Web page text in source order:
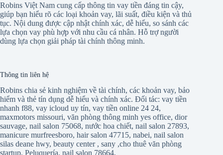
Robins Việt Nam cung cấp thông tin vay tiền đáng tin cậy,
giúp bạn hiểu rõ các loại khoản vay, lãi suất, điều kiện và thủ
tục. Nội dung được cập nhật chính xác, dễ hiểu, so sánh các
lựa chọn vay phù hợp với nhu cầu cá nhân. Hỗ trợ người
dùng lựa chọn giải pháp tài chính thông minh.
Thông tin liên hệ
Robins chia sẻ kinh nghiệm về tài chính, các khoản vay, bảo
hiểm và thẻ tín dụng dễ hiểu và chính xác. Đối tác: vay tiền
nhanh f88, vay icloud uy tín, vay tiền online 24 24,
maxmotors missouri, văn phòng thông minh yes office, dior
sauvage, nail salon 75068, nước hoa chiết, nail salon 27893,
manicure murfreesboro, hair salon 47715, nabei, nail salon
silas deane hwy, beauty center, sany ,cho thuê văn phòng
startup, Peluquería, nail salon 78664,